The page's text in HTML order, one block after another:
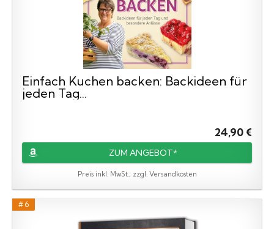
Einfach Kuchen backen: Backideen für
jeden Tag...
24,90 €
ZUM ANGEBOT*
Preis inkl. MwSt., zzgl. Versandkosten
# 6